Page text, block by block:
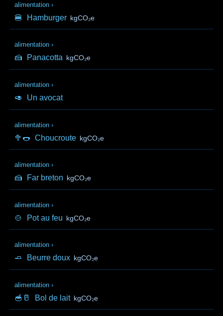
alimentation ›
🍔 Hamburger kgCO₂e
alimentation ›
🍰 Panacotta kgCO₂e
alimentation ›
🥑 Un avocat
alimentation ›
🥦🌭 Choucroute kgCO₂e
alimentation ›
🍰 Far breton kgCO₂e
alimentation ›
🍲 Pot au feu kgCO₂e
alimentation ›
🧈 Beurre doux kgCO₂e
alimentation ›
🥣🥛 Bol de lait kgCO₂e